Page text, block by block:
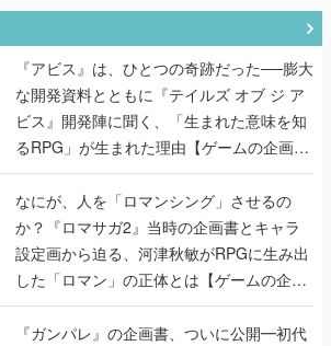
『アビス』は、ひとつの奇跡だった──膨大
な開発資料とともに『テイルズ オブ ジ ア
ビス』開発陣に聞く、「生まれた意味を知
るRPG」が生まれた理由【ゲームの企画
書】
なにが、人を「ロマンシング」させるの
か？『ロマサガ2』当時の企画書とキャラ
設定画から迫る、河津秋敏がRPGに生み出
した「ロマン」の正体とは【ゲームの企画
書】
『ガンパレ』の企画書、ついに公開━初代